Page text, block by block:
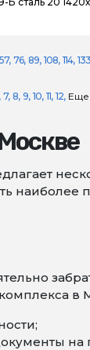
57 76 89 108 114 133
7 8 9 10 11 12 Еще
наиболее
в
на